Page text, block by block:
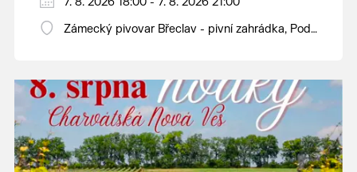
Zámecký pivovar Břeclav - pivní zahrádka, Pod